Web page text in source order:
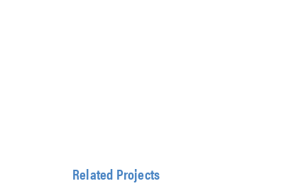
Related Projects